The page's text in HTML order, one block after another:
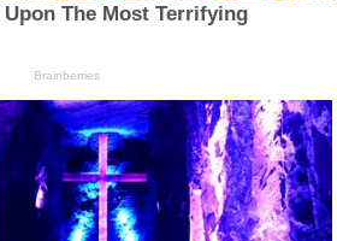
The Most Terrifying
Brainberries